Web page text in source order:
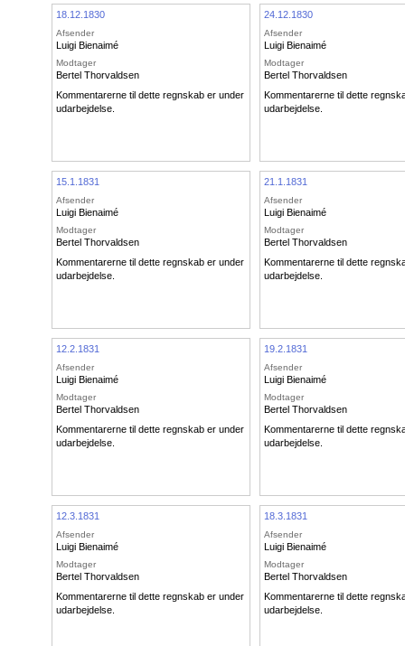
18.12.1830
Afsender
Luigi Bienaimé
Modtager
Bertel Thorvaldsen
Kommentarerne til dette regnskab er under
udarbejdelse.
24.12.1830
Afsender
Luigi Bienaimé
Modtager
Bertel Thorvaldsen
Kommentarerne til dette
udarbejdelse.
15.1.1831
Afsender
Luigi Bienaimé
Modtager
Bertel Thorvaldsen
Kommentarerne til dette regnskab er under
udarbejdelse.
21.1.1831
Afsender
Luigi Bienaimé
Modtager
Bertel Thorvaldsen
Kommentarerne til dette
udarbejdelse.
12.2.1831
Afsender
Luigi Bienaimé
Modtager
Bertel Thorvaldsen
Kommentarerne til dette regnskab er under
udarbejdelse.
19.2.1831
Afsender
Luigi Bienaimé
Modtager
Bertel Thorvaldsen
Kommentarerne til dette
udarbejdelse.
12.3.1831
Afsender
Luigi Bienaimé
Modtager
Bertel Thorvaldsen
Kommentarerne til dette regnskab er under
udarbejdelse.
18.3.1831
Afsender
Luigi Bienaimé
Modtager
Bertel Thorvaldsen
Kommentarerne til dette
udarbejdelse.